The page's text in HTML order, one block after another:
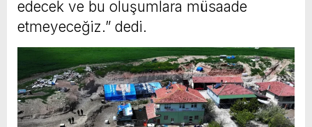
edecek ve bu oluşumlara müsaade
etmeyeceğiz.” dedi.